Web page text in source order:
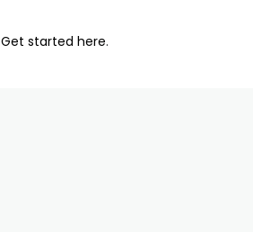
Get started here.